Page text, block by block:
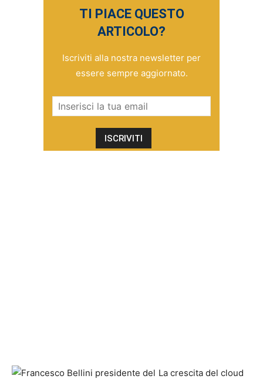
TI PIACE QUESTO
ARTICOLO?
Iscriviti alla nostra newsletter per
essere sempre aggiornato.
La crescita del cloud